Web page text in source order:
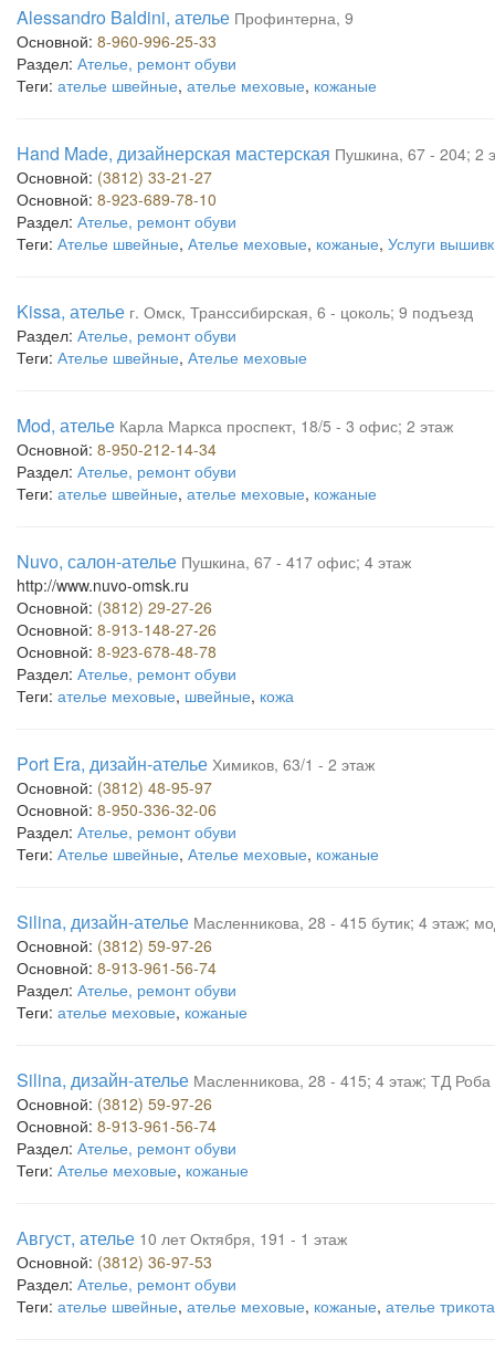
Alessandro Baldini, ателье Профинтерна, 9
Основной: 8-960-996-25-33
Раздел: Ателье, ремонт обуви
Теги: ателье швейные, ателье меховые, кожаные
Hand Made, дизайнерская мастерская Пушкина, 67 - 204; 2
Основной: (3812) 33-21-27
Основной: 8-923-689-78-10
Раздел: Ателье, ремонт обуви
Теги: Ателье швейные, Ателье меховые, кожаные, Услуги
Kissa, ателье г. Омск, Транссибирская, 6 - цоколь; 9 подъезд
Раздел: Ателье, ремонт обуви
Теги: Ателье швейные, Ателье меховые
Mod, ателье Карла Маркса проспект, 18/5 - 3 офис; 2 этаж
Основной: 8-950-212-14-34
Раздел: Ателье, ремонт обуви
Теги: ателье швейные, ателье меховые, кожаные
Nuvo, салон-ателье Пушкина, 67 - 417 офис; 4 этаж
http://www.nuvo-omsk.ru
Основной: (3812) 29-27-26
Основной: 8-913-148-27-26
Основной: 8-923-678-48-78
Раздел: Ателье, ремонт обуви
Теги: ателье меховые, швейные, кожа
Port Era, дизайн-ателье Химиков, 63/1 - 2 этаж
Основной: (3812) 48-95-97
Основной: 8-950-336-32-06
Раздел: Ателье, ремонт обуви
Теги: Ателье швейные, Ателье меховые, кожаные
Silina, дизайн-ателье Масленникова, 28 - 415 бутик; 4 этаж;
Основной: (3812) 59-97-26
Основной: 8-913-961-56-74
Раздел: Ателье, ремонт обуви
Теги: ателье меховые, кожаные
Silina, дизайн-ателье Масленникова, 28 - 415; 4 этаж; ТД Роба
Основной: (3812) 59-97-26
Основной: 8-913-961-56-74
Раздел: Ателье, ремонт обуви
Теги: Ателье меховые, кожаные
Август, ателье 10 лет Октября, 191 - 1 этаж
Основной: (3812) 36-97-53
Раздел: Ателье, ремонт обуви
Теги: ателье швейные, ателье меховые, кожаные, ателье